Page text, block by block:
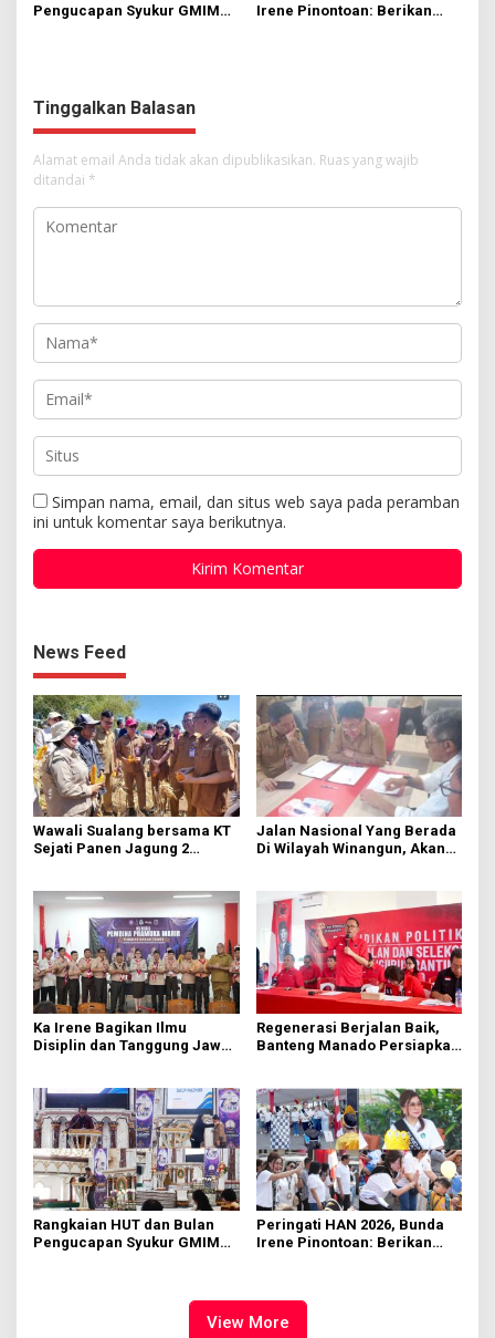
Pengucapan Syukur GMIM
Irene Pinontoan: Berikan
Tinggalkan Balasan
Alamat email Anda tidak akan dipublikasikan. Ruas yang wajib
ditandai *
Simpan nama, email, dan situs web saya pada peramban
ini untuk komentar saya berikutnya.
News Feed
Wawali Sualang bersama KT
Sejati Panen Jagung 2
Jalan Nasional Yang Berada
Di Wilayah Winangun, Akan
Ka Irene Bagikan Ilmu
Disiplin dan Tanggung Jawab
Regenerasi Berjalan Baik,
Banteng Manado Persiapkan
Rangkaian HUT dan Bulan
Pengucapan Syukur GMIM
Peringati HAN 2026, Bunda
Irene Pinontoan: Berikan
View More